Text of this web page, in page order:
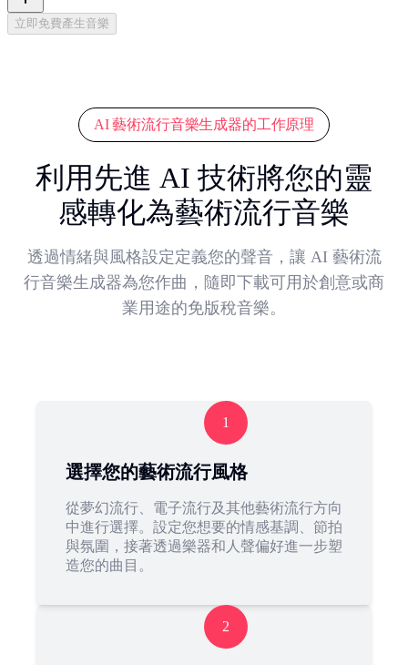
立即免費產生音樂
AI 藝術流行音樂生成器的工作原理
利用先進 AI 技術將您的靈
感轉化為藝術流行音樂
透過情緒與風格設定定義您的聲音，讓 AI 藝術流
行音樂生成器為您作曲，隨即下載可用於創意或商
業用途的免版稅音樂。
1
選擇您的藝術流行風格
從夢幻流行、電子流行及其他藝術流行方向
中進行選擇。設定您想要的情感基調、節拍
與氛圍，接著透過樂器和人聲偏好進一步塑
造您的曲目。
2